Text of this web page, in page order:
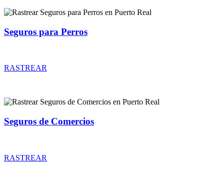
Seguros para Perros
RASTREAR
Seguros de Comercios
RASTREAR